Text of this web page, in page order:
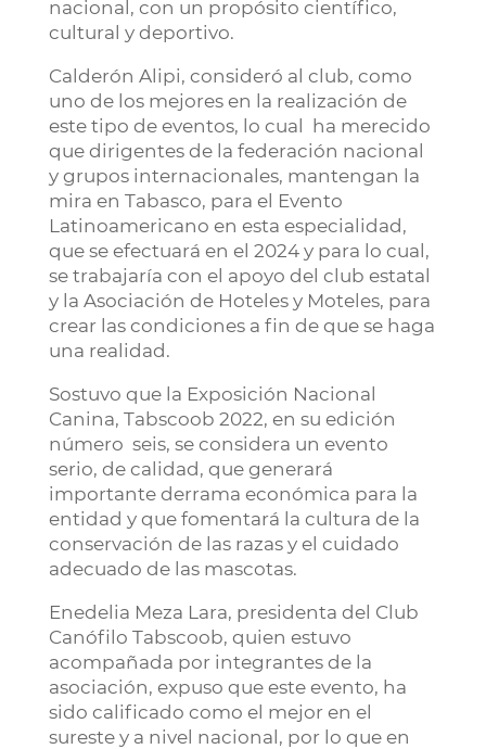
nacional, con un propósito científico,
cultural y deportivo.
Calderón Alipi, consideró al club, como
uno de los mejores en la realización de
este tipo de eventos, lo cual ha merecido
que dirigentes de la federación nacional
y grupos internacionales, mantengan la
mira en Tabasco, para el Evento
Latinoamericano en esta especialidad,
que se efectuará en el 2024 y para lo cual,
se trabajaría con el apoyo del club estatal
y la Asociación de Hoteles y Moteles, para
crear las condiciones a fin de que se haga
una realidad.
Sostuvo que la Exposición Nacional
Canina, Tabscoob 2022, en su edición
número seis, se considera un evento
serio, de calidad, que generará
importante derrama económica para la
entidad y que fomentará la cultura de la
conservación de las razas y el cuidado
adecuado de las mascotas.
Enedelia Meza Lara, presidenta del Club
Canófilo Tabscoob, quien estuvo
acompañada por integrantes de la
asociación, expuso que este evento, ha
sido calificado como el mejor en el
sureste y a nivel nacional, por lo que en